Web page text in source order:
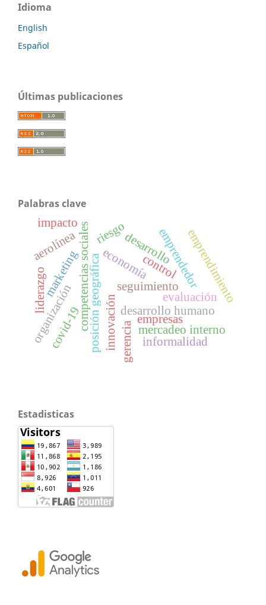
Idioma
English
Español
Últimas publicaciones
Palabras clave
control
evaluación
seguimiento
competencias sociales innovación
posición geográfica
desarrollo
marketing
desarrollo humano
aerolínea
covid-19
economía
impacto riesgo emprendimiento
liderazgo emprendedor
gerencia
organización
empresas
mercadeo interno
informalidad
Estadisticas